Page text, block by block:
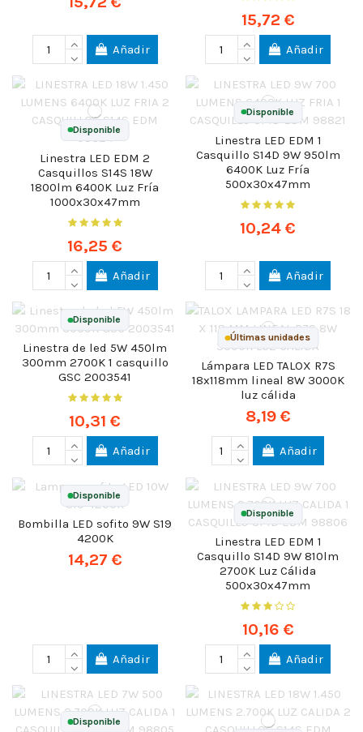
Añadir
15,72 €
Añadir
Disponible
Linestra LED EDM 2
Casquillos S14S 18W
1800lm 6400K Luz Fría
1000x30x47mm
16,25 €
Añadir
Disponible
Linestra LED EDM 1
Casquillo S14D 9W 950lm
6400K Luz Fría
500x30x47mm
10,24 €
Añadir
Disponible
Linestra de led 5W 450lm
300mm 2700K 1 casquillo
GSC 2003541
10,31 €
Añadir
Últimas unidades
Lámpara LED TALOX R7S
18x118mm lineal 8W 3000K
luz cálida
8,19 €
Añadir
Disponible
Bombilla LED sofito 9W S19
4200K
14,27 €
Añadir
Disponible
Linestra LED EDM 1
Casquillo S14D 9W 810lm
2700K Luz Cálida
500x30x47mm
10,16 €
Añadir
Disponible